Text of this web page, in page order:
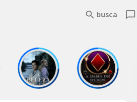
search busca chat_bubble_outline